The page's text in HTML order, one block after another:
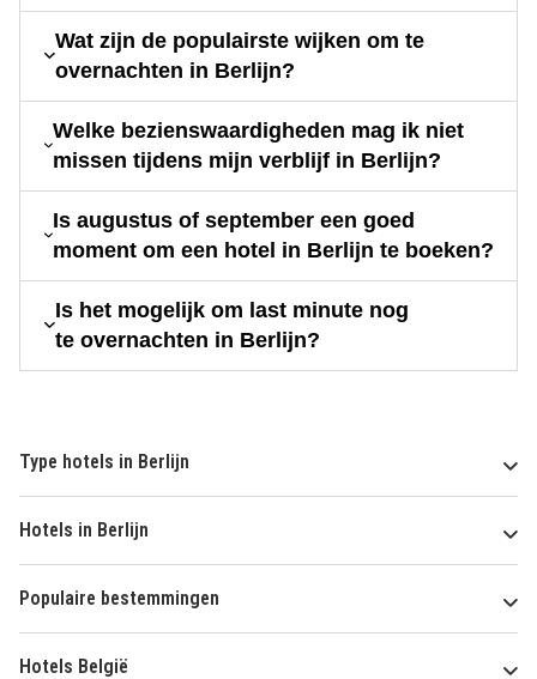
Wat zijn de populairste wijken om te
overnachten in Berlijn?
Welke bezienswaardigheden mag ik niet
missen tijdens mijn verblijf in Berlijn?
Is augustus of september een goed
moment om een hotel in Berlijn te boeken?
Is het mogelijk om last minute nog
te overnachten in Berlijn?
Type hotels in Berlijn
Hotels in Berlijn
Populaire bestemmingen
Hotels België